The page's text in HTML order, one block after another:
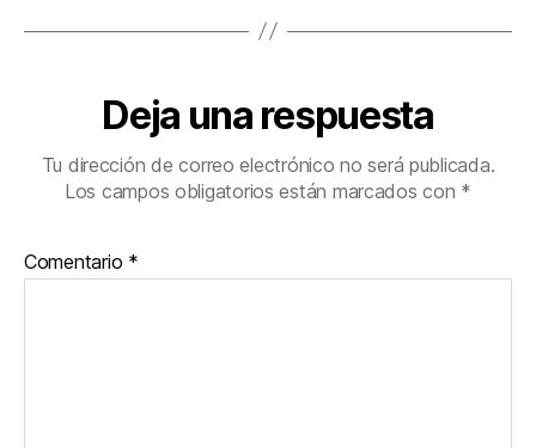
Deja una respuesta
Tu dirección de correo electrónico no será publicada.
Los campos obligatorios están marcados con *
Comentario *